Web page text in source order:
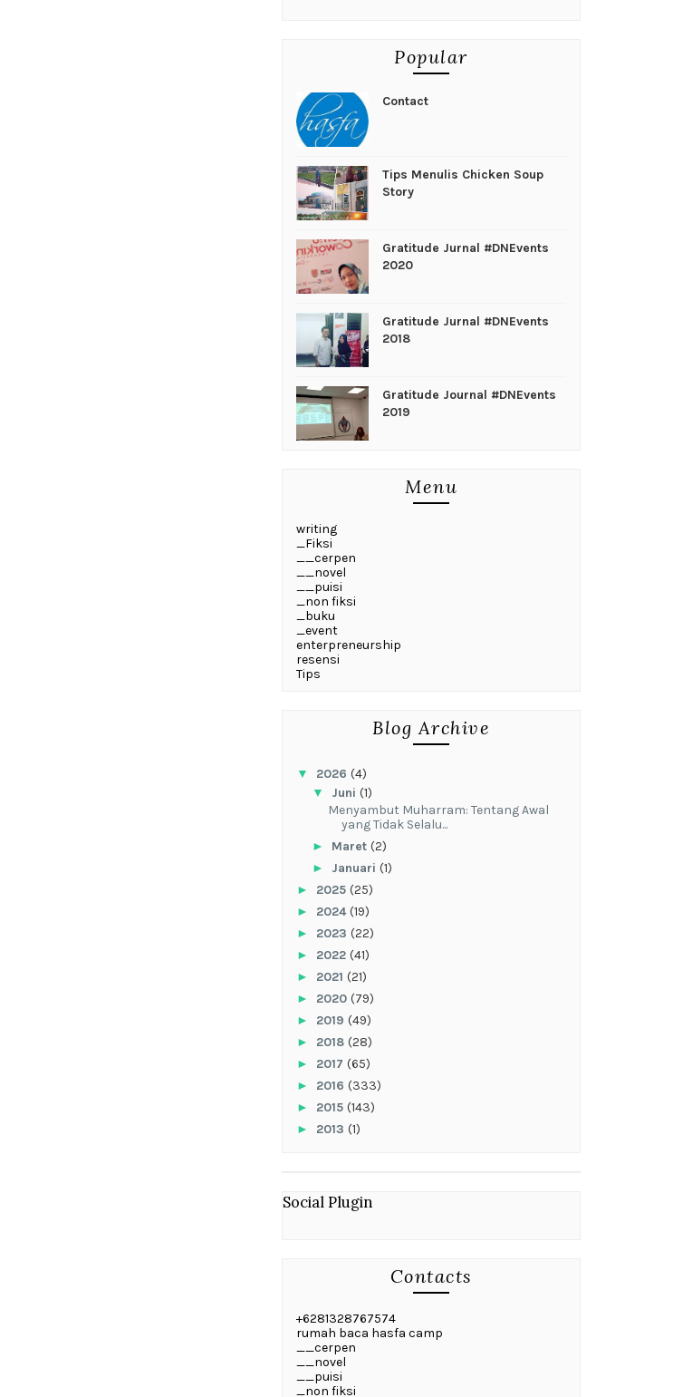
Popular
Contact
Tips Menulis Chicken Soup
Story
Gratitude Jurnal #DNEvents
2020
Gratitude Jurnal #DNEvents
2018
Gratitude Journal #DNEvents
2019
Menu
writing
_Fiksi
__cerpen
__novel
__puisi
_non fiksi
_buku
_event
enterpreneurship
resensi
Tips
Blog Archive
▼ 2026 (4)
▼ Juni (1)
Menyambut Muharram: Tentang Awal
yang Tidak Selalu...
► Maret (2)
► Januari (1)
► 2025 (25)
► 2024(19)
► 2023 (22)
► 2022 (41)
► 2021 (21)
► 2020 (79)
► 2019 (49)
► 2018 (28)
► 2017 (65)
► 2016 (333)
► 2015 (143)
► 2013 (1)
Social Plugin
Contacts
+6281328767574
rumah baca hasfa camp
__cerpen
__novel
__puisi
_non fiksi